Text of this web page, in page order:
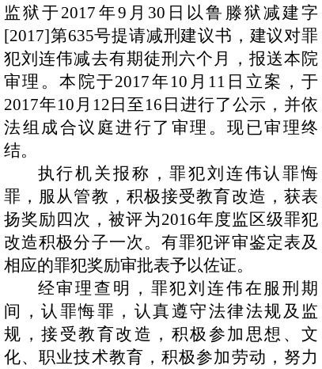
监狱于2017 年9 月 30 日以鲁滕狱减建字
[2017]第635号提请减刑建议书，建议对罪
犯刘连伟减去有期徒刑六个月，报送本院
审理。本院于2017年 10 月 11 日立案，于
2017年10 月 12 日至16 日进行了公示，并依
法组成合议庭进行了审理。现已审理终
结。
执行机关报称，罪犯刘连伟认罪悔
罪，服从管教，积极接受教育改造，获表
扬奖励四次，被评为2016年度监区级罪犯
改造积极分子一次。有罪犯评审鉴定表及
相应的罪犯奖励审批表予以佐证。
经审理查明，罪犯刘连伟在服刑期
间，认罪悔罪，认真遵守法律法规及监
规，接受教育改造，积极参加思想、文
化、职业技术教育，积极参加劳动，努力